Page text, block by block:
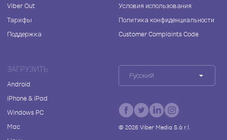
Viber Out
Тарифы
Поддержка
Условия использования
Политика конфиденциальности
Customer Complaints Code
ЗАГРУЗИТЬ
Android
iPhone & iPad
Windows PC
Mac
Русский
© 2026Viber Media S.à r.l.